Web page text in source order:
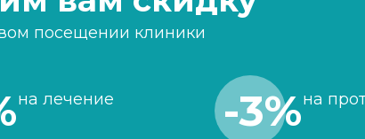
они нужны
посещении клиники
на лечение -3%на